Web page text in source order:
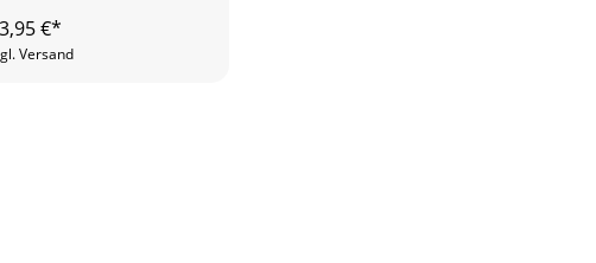
Versand
3,95€*